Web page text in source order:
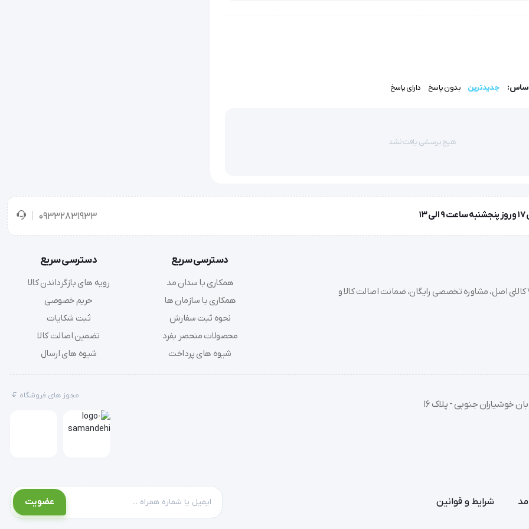
جدیدترین بدون پاسخ دارای پاسخ
هیچ پرسشی یافت نشد
09332831933
خرید تجهیزات پزشکی عمده و جزئی با بهترین قیمت از سدان مد؛ بیش از 7000 کالای اصل، مشاوره تخصصی رایگان، ضمانت اصالت کالا و
دسترسی سریع
همکاری با سدان مد
همکاری با سازمان ها
نحوه ثبت سفارش
محصولات منحصر بفرد
شیوه های پرداخت
دسترسی سریع
رویه های بازگرداندن کالا
حریم خصوصی
ثبت شکایات
تضمین اصالت کالا
شیوه های ارسال
خوشیاران جنوبی - پلاک 16
مجوز های فروشگاه
شرایط و قوانین عضویت